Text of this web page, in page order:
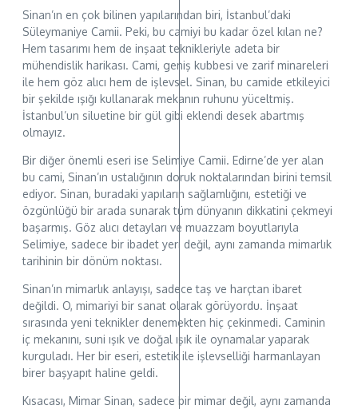
Sinan’ın en çok bilinen yapılarından biri, İstanbul’daki
Süleymaniye Camii. Peki, bu camiyi bu kadar özel kılan ne?
Hem tasarımı hem de inşaat teknikleriyle adeta bir
mühendislik harikası. Cami, geniş kubbesi ve zarif minareleri
ile hem göz alıcı hem de işlevsel. Sinan, bu camide etkileyici
bir şekilde ışığı kullanarak mekanın ruhunu yüceltmiş.
İstanbul’un siluetine bir gül gibi eklendi desek abartmış
olmayız.
Bir diğer önemli eseri ise Selimiye Camii. Edirne’de yer alan
bu cami, Sinan’ın ustalığının doruk noktalarından birini temsil
ediyor. Sinan, buradaki yapıların sağlamlığını, estetiği ve
özgünlüğü bir arada sunarak tüm dünyanın dikkatini çekmeyi
başarmış. Göz alıcı detayları ve muazzam boyutlarıyla
Selimiye, sadece bir ibadet yeri değil, aynı zamanda mimarlık
tarihinin bir dönüm noktası.
Sinan’ın mimarlık anlayışı, sadece taş ve harçtan ibaret
değildi. O, mimariyi bir sanat olarak görüyordu. İnşaat
sırasında yeni teknikler denemekten hiç çekinmedi. Caminin
iç mekanını, suni ışık ve doğal ışık ile oynamalar yaparak
kurguladı. Her bir eseri, estetik ile işlevselliği harmanlayan
birer başyapıt haline geldi.
Kısacası, Mimar Sinan, sadece bir mimar değil, aynı zamanda